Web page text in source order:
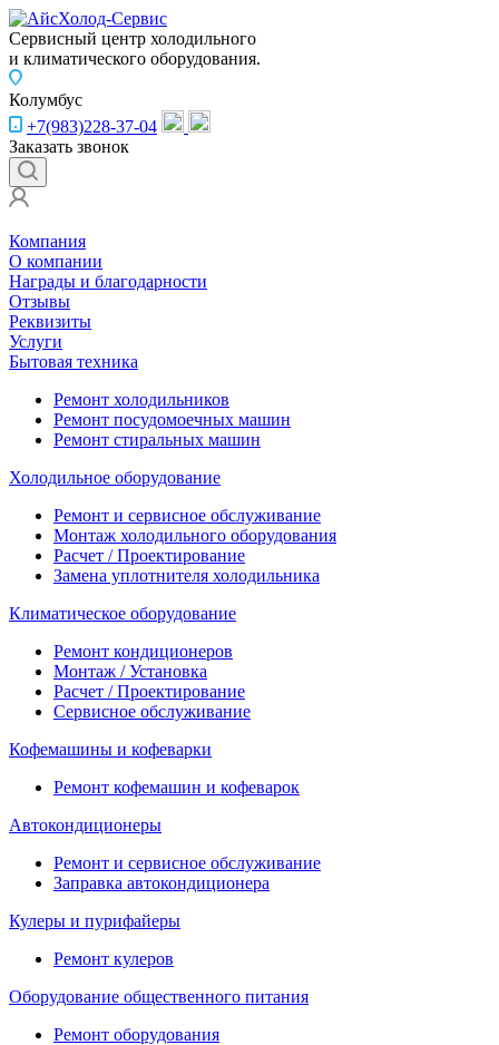
Сервисный центр холодильного
и климатического оборудования.
Колумбус
+7(983)228-37-04
Заказать звонок
Компания
О компании
Награды и благодарности
Отзывы
Реквизиты
Услуги
Бытовая техника
Ремонт холодильников
Ремонт посудомоечных машин
Ремонт стиральных машин
Холодильное оборудование
Ремонт и сервисное обслуживание
Монтаж холодильного оборудования
Расчет / Проектирование
Замена уплотнителя холодильника
Климатическое оборудование
Ремонт кондиционеров
Монтаж / Установка
Расчет / Проектирование
Сервисное обслуживание
Кофемашины и кофеварки
Ремонт кофемашин и кофеварок
Автокондиционеры
Ремонт и сервисное обслуживание
Заправка автокондиционера
Кулеры и пурифайеры
Ремонт кулеров
Оборудование общественного питания
Ремонт оборудования